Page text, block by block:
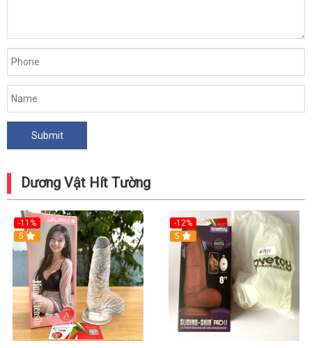
Dương Vật Hít Tường
-11%
5
-12%
5